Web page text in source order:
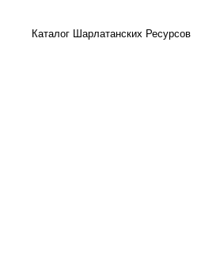
Каталог Шарлатанских Ресурсов